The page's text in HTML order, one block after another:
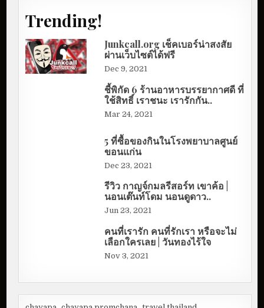
Trending!
Junkcall.org เช็คเบอร์น่าสงสัย
ผ่านเว็บไซต์ได้ฟรี
Dec 9, 2021
ชี้พิกัด 6 ร้านอาหารบรรยากาศดี ที่
ใช้สิทธิ์ เราชนะ เรารักกัน..
Mar 24, 2021
5 ที่ซื้อของกินในโรงพยาบาลศูนย์
ขอนแก่น
Dec 23, 2021
รีวิว กาญจ์กมลรีสอร์ท เขาค้อ |
นอนเต๊นท์โดม นอนดูดาว..
Jun 23, 2021
คนที่เรารัก คนที่รักเรา หรือจะไม่
เลือกใครเลย | วันทองไร้ใจ
Nov 3, 2021